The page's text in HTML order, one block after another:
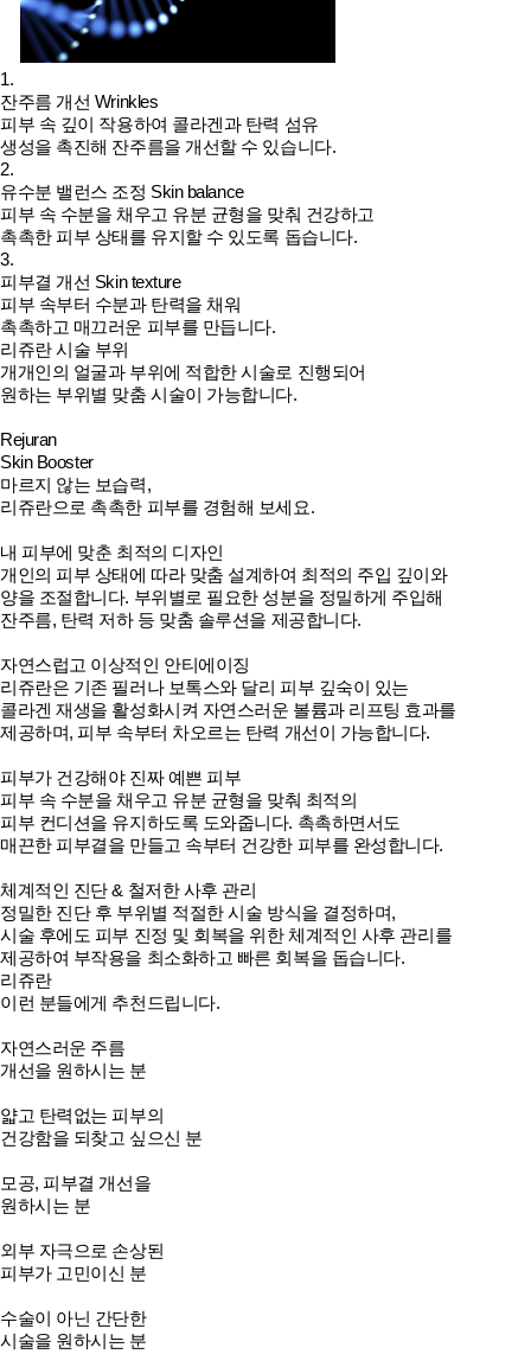
1.
잔주름 개선 Wrinkles
피부 속 깊이 작용하여 콜라겐과 탄력 섬유
생성을 촉진해 잔주름을 개선할 수 있습니다.
2.
유수분 밸런스 조정 Skin balance
피부 속 수분을 채우고 유분 균형을 맞춰 건강하고
촉촉한 피부 상태를 유지할 수 있도록 돕습니다.
3.
피부결 개선 Skin texture
피부 속부터 수분과 탄력을 채워
촉촉하고 매끄러운 피부를 만듭니다.
리쥬란 시술 부위
개개인의 얼굴과 부위에 적합한 시술로 진행되어
원하는 부위별 맞춤 시술이 가능합니다.
Rejuran
Skin Booster
마르지 않는 보습력,
리쥬란으로 촉촉한 피부를 경험해 보세요.
내 피부에 맞춘 최적의 디자인
개인의 피부 상태에 따라 맞춤 설계하여 최적의 주입 깊이와
양을 조절합니다. 부위별로 필요한 성분을 정밀하게 주입해
잔주름, 탄력 저하 등 맞춤 솔루션을 제공합니다.
자연스럽고 이상적인 안티에이징
리쥬란은 기존 필러나 보톡스와 달리 피부 깊숙이 있는
콜라겐 재생을 활성화시켜 자연스러운 볼륨과 리프팅 효과를
제공하며, 피부 속부터 차오르는 탄력 개선이 가능합니다.
피부가 건강해야 진짜 예쁜 피부
피부 속 수분을 채우고 유분 균형을 맞춰 최적의
피부 컨디션을 유지하도록 도와줍니다. 촉촉하면서도
매끈한 피부결을 만들고 속부터 건강한 피부를 완성합니다.
체계적인 진단 & 철저한 사후 관리
정밀한 진단 후 부위별 적절한 시술 방식을 결정하며,
시술 후에도 피부 진정 및 회복을 위한 체계적인 사후 관리를
제공하여 부작용을 최소화하고 빠른 회복을 돕습니다.
리쥬란
이런 분들에게 추천드립니다.
자연스러운 주름
개선을 원하시는 분
얇고 탄력없는 피부의
건강함을 되찾고 싶으신 분
모공, 피부결 개선을
원하시는 분
외부 자극으로 손상된
피부가 고민이신 분
수술이 아닌 간단한
시술을 원하시는 분